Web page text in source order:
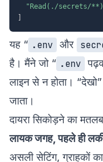
"Read(./secrets/
यह “ .env और
है। मैंने जो “ .env
लाइन से न होता।
जाता।
दायरा सिकोड़ने का
लायक जगह, पहले ही
असली सेटिंग, ग्राहकों